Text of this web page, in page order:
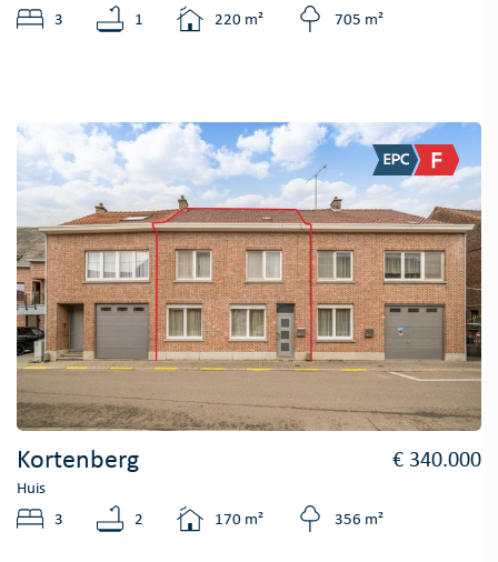
3
1 220 m² 705 m²
Kortenberg € 340.000
Huis
3
2 170 m² 356 m²